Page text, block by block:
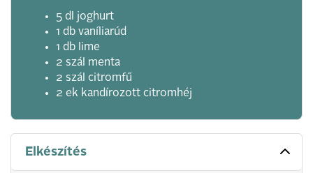
5 dl joghurt
1 db vaníliarúd
1 db lime
2 szál menta
2 szál citromfű
2 ek kandírozott citromhéj
Elkészítés